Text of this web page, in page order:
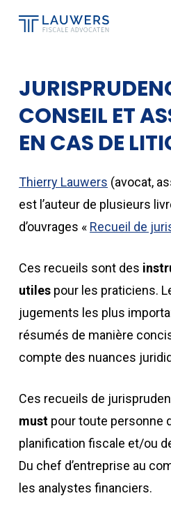
CONSEIL ET
EN CAS DE
Thierry Lauwers (avocat,
est l’auteur de plusieurs
d’ouvrages « Recueil de
Ces recueils sont des
utiles pour les praticiens.
jugements les plus
résumés de manière
compte des nuances
Ces recueils de
must pour toute personne
planification fiscale et/ou
Du chef d’entreprise au
les analystes financiers.